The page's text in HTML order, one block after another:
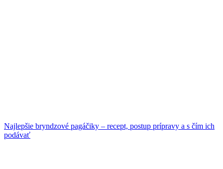
Najlepšie bryndzové pagáčiky – recept, postup prípravy a s čím ich
podávať